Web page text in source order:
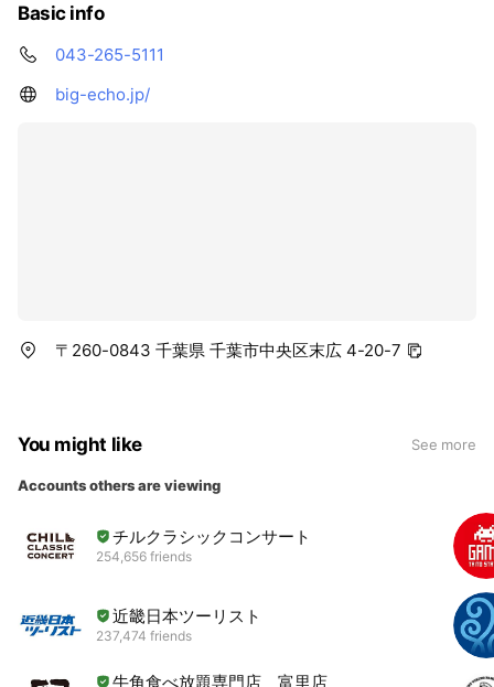
Basic info
043-265-5111
big-echo.jp/
〒260-0843 千葉県 千葉市中央区末広 4-20-7
You might like See more
Accounts others are viewing
チルクラシックコンサート
254,656 friends
近畿日本ツーリスト
237,474 friends
牛角食べ放題専門店 富里店